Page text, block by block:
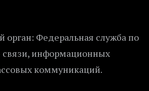
орган: Федеральная служба по
связи, информационных
коммуникаций.